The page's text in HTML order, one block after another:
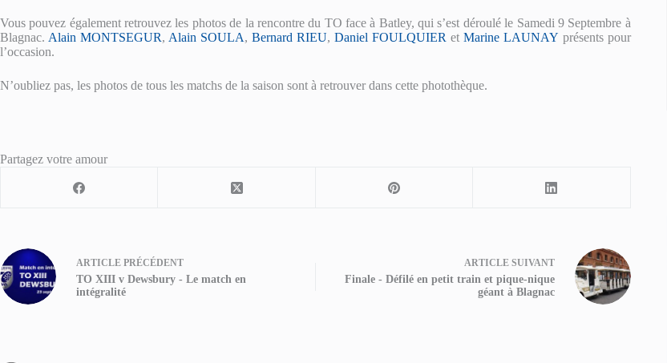
Vous pouvez également retrouvez les photos de la rencontre du TO face à Batley, qui s’est déroulé le Samedi 9 Septembre à
Blagnac. Alain MONTSEGUR, Alain SOULA, Bernard RIEU, Daniel FOULQUIER et Marine LAUNAY présents pour
l’occasion.
N’oubliez pas, les photos de tous les matchs de la saison sont à retrouver dans cette photothèque.
Partagez votre amour
ARTICLE PRÉCÉDENT
TO XIII v Dewsbury - Le match en
intégralité
ARTICLESUIVANT
Finale - Défilé en petit train et pique-nique
géant à Blagnac